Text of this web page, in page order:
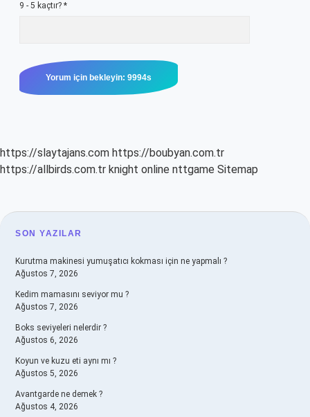
9 - 5 kaçtır? *
https://slaytajans.com https://boubyan.com.tr
https://allbirds.com.tr knight online nttgame Sitemap
SIDEBAR
SON YAZILAR
Kurutma makinesi yumuşatıcı kokması için ne yapmalı ?
Ağustos 7, 2026
Kedim mamasını seviyor mu ?
Ağustos 7, 2026
Boks seviyeleri nelerdir ?
Ağustos 6, 2026
Koyun ve kuzu eti aynı mı ?
Ağustos 5, 2026
Avantgarde ne demek ?
Ağustos 4, 2026